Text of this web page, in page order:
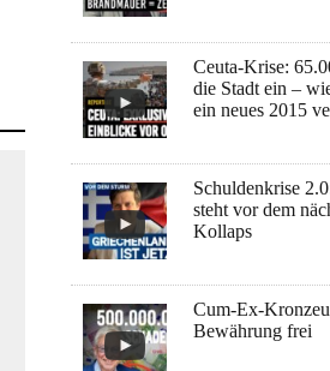
Ceuta-Krise:
die Stadt ein –
ein neues 2015
Schuldenkrise
steht vor dem
Kollaps
Cum-Ex-
Bewährung frei